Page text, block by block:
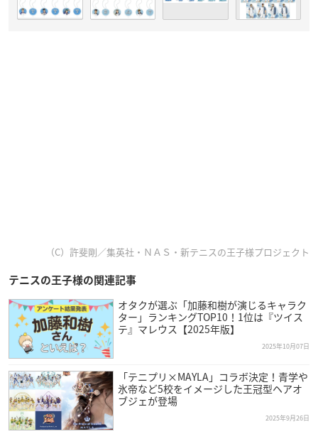
（C）許斐剛／集英社・ＮＡＳ・新テニスの王子様プロジェクト
テニスの王子様の関連記事
オタクが選ぶ「加藤和樹が演じるキャラク
ター」ランキングTOP10！1位は『ツイス
テ』マレウス【2025年版】
2025年10月07日
「テニプリ×MAYLA」コラボ決定！青学や
氷帝など5校をイメージした王冠型ヘアオ
ブジェが登場
2025年9月26日